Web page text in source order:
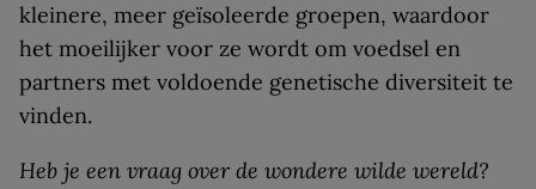
kleinere, meer geïsoleerde groepen, waardoor
het moeilijker voor ze wordt om voedsel en
partners met voldoende genetische diversiteit te
vinden.
Heb je een vraag over de wondere wilde wereld?